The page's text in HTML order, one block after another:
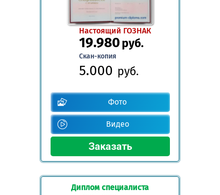
Настоящий ГОЗНАК
19.980руб.
Скан-копия
5.000 руб.
Фото
Видео
Диплом специалиста